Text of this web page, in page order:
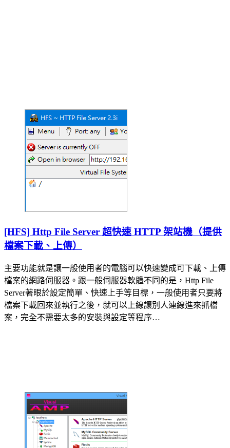
[HFS] Http File Server 超快速 HTTP 架站機（提供
檔案下載、上傳）
主要功能就是讓一般使用者的電腦可以快速變成可下載、上傳
檔案的網路伺服器。跟一般伺服器軟體不同的是，Http File
Server著眼於設定簡單、快速上手等目標，一般使用者只要將
檔案下載回來並執行之後，就可以上線讓別人連線進來抓檔
案，完全不需要太多的安裝與設定等程序…